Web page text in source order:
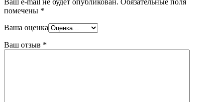
помечены *
Ваша оценка
Ваш отзыв *